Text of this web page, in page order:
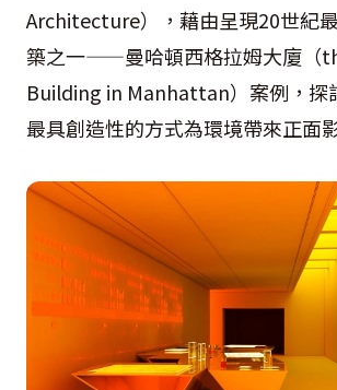
Architecture），藉由呈現20世紀
築之一——曼哈頓西格拉姆大廈（
Building in Manhattan）案例，探
最具創造性的方式為環境帶來正面